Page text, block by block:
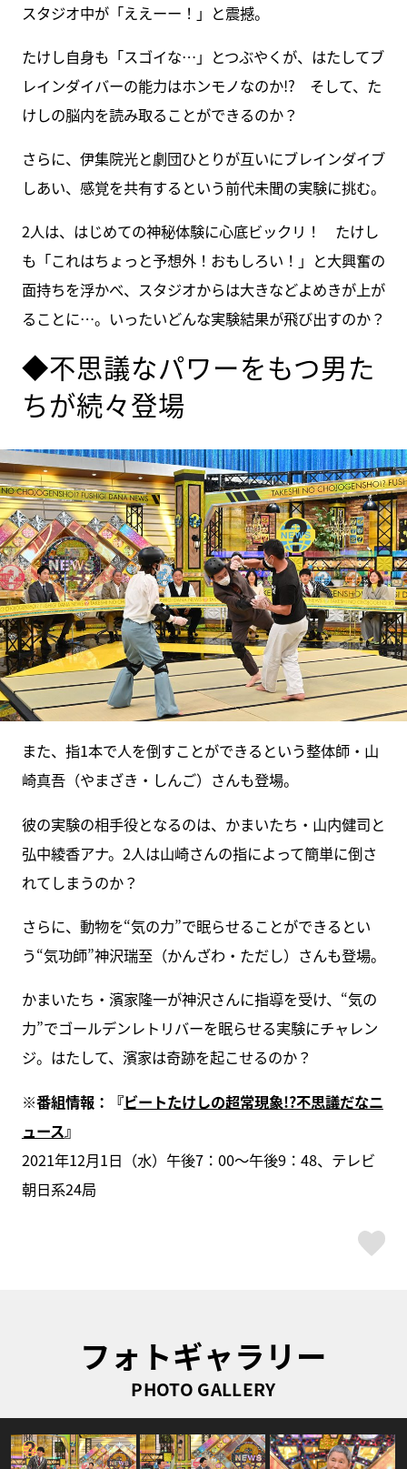
スタジオ中が「ええーー！」と震撼。
たけし自身も「スゴイな…」とつぶやくが、はたしてブ
レインダイバーの能力はホンモノなのか!? そして、た
けしの脳内を読み取ることができるのか？
さらに、伊集院光と劇団ひとりが互いにブレインダイブ
しあい、感覚を共有するという前代未聞の実験に挑む。
2人は、はじめての神秘体験に心底ビックリ！ たけし
も「これはちょっと予想外！おもしろい！」と大興奮の
面持ちを浮かべ、スタジオからは大きなどよめきが上が
ることに…。いったいどんな実験結果が飛び出すのか？
◆不思議なパワーをもつ男た
ちが続々登場
また、指1本で人を倒すことができるという整体師・山
崎真吾（やまざき・しんご）さんも登場。
彼の実験の相手役となるのは、かまいたち・山内健司と
弘中綾香アナ。2人は山崎さんの指によって簡単に倒さ
れてしまうのか？
さらに、動物を“気の力”で眠らせることができるとい
う“気功師”神沢瑞至（かんざわ・ただし）さんも登場。
かまいたち・濱家隆一が神沢さんに指導を受け、“気の
力”でゴールデンレトリバーを眠らせる実験にチャレン
ジ。はたして、濱家は奇跡を起こせるのか？
※番組情報：『ビートたけしの超常現象!?不思議だなニ
ュース』
2021年12月1日（水）午後7：00～午後9：48、テレビ
朝日系24局
フォトギャラリー
PHOTO GALLERY